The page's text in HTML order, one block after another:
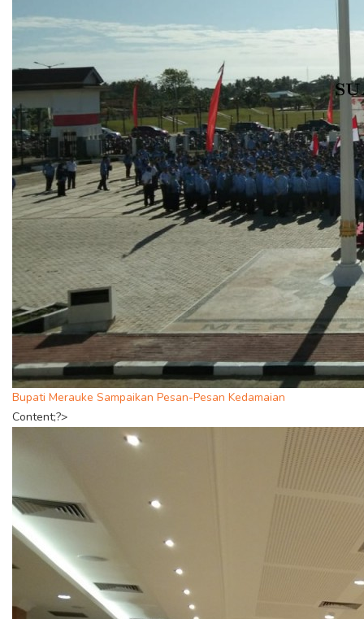
Bupati Merauke Sampaikan Pesan-Pesan Kedamaian
Content;?>